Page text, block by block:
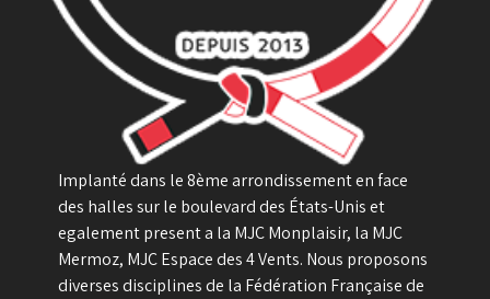
Implanté dans le 8ème arrondissement en face
des halles sur le boulevard des États-Unis et
egalement present a la MJC Monplaisir, la MJC
Mermoz, MJC Espace des 4 Vents. Nous proposons
diverses disciplines de la Fédération Française de